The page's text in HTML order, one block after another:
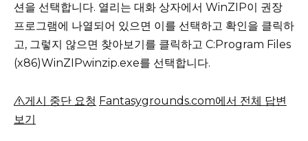
션을 선택합니다. 열리는 대화 상자에서 WinZIP이 권장
프로그램에 나열되어 있으면 이를 선택하고 확인을 클릭하
고, 그렇지 않으면 찾아보기를 클릭하고 C:Program Files
(x86)WinZIPwinzip.exe를 선택합니다.
게시 중단 요청 Fantasygrounds.com에서 전체 답변
보기